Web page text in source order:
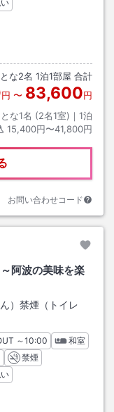
な2名 1泊1部屋 合計
円 〜 83,600円
な1名 (2名1室)｜ 1泊
15,400円〜41,800円
お問い合わせコード
阿波の美味を楽
）禁煙（トイレ
チェックアウト
～10:00
和室
禁煙